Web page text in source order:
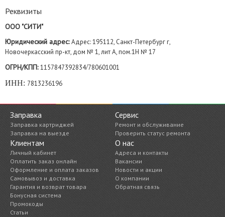
Реквизиты
ООО "СИТИ"
Юридический адрес:Адрес: 195112, Санкт-Петербург г,
Новочеркасский пр-кт, дом № 1, лит А, пом.1Н № 17
ОГРН/КПП: 1157847392834/780601001
ИНН: 7813236196
Заправка
Заправка картриджей
Заправка на выезде
Сервис
Ремонт и обслуживание
Проверить статус ремонта
Клиентам
Личный кабинет
Оплатить заказ онлайн
Оформление и оплата заказов
Самовывоз и доставка
Гарантия и возврат товара
Бонусная система
Промокоды
Статьи
О нас
Адреса и контакты
Вакансии
Новости и акции
О компании
Обратная связь